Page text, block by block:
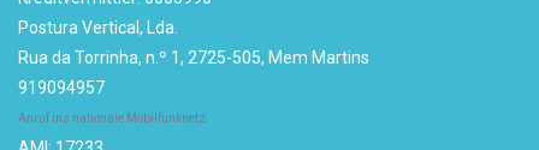
Postura Vertical, Lda.
Rua da Torrinha, n.º 1, 2725-505, Mem Martins
919094957
Anruf ins nationale Mobilfunknetz